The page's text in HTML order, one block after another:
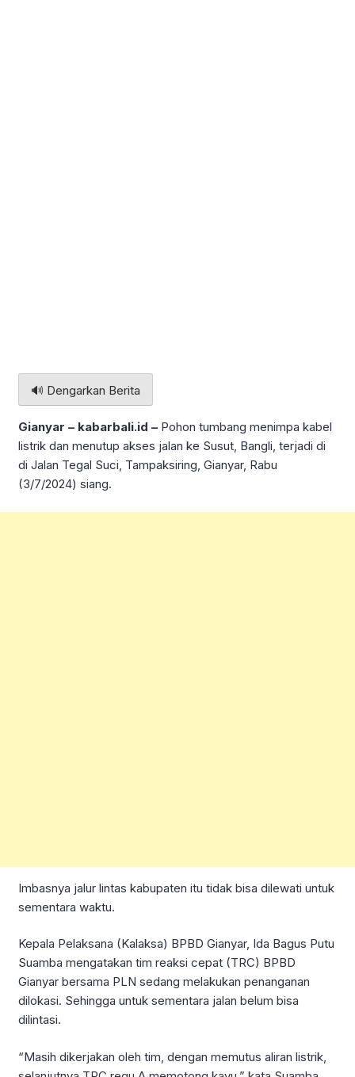
🔊 Dengarkan Berita
Gianyar – kabarbali.id – Pohon tumbang menimpa kabel
listrik dan menutup akses jalan ke Susut, Bangli, terjadi di
di Jalan Tegal Suci, Tampaksiring, Gianyar, Rabu
(3/7/2024) siang.
Imbasnya jalur lintas kabupaten itu tidak bisa dilewati untuk
sementara waktu.
Kepala Pelaksana (Kalaksa) BPBD Gianyar, Ida Bagus Putu
Suamba mengatakan tim reaksi cepat (TRC) BPBD
Gianyar bersama PLN sedang melakukan penanganan
dilokasi. Sehingga untuk sementara jalan belum bisa
dilintasi.
“Masih dikerjakan oleh tim, dengan memutus aliran listrik,